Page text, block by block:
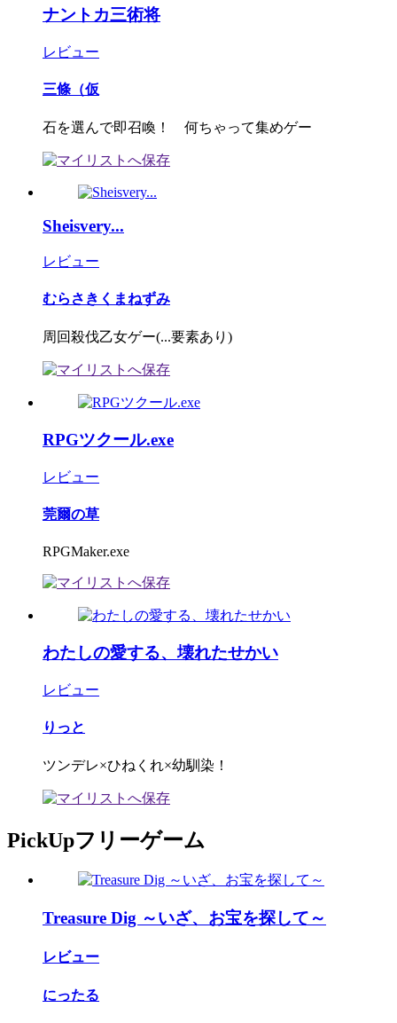
ナントカ三術将
レビュー
三條（仮
石を選んで即召喚！ 何ちゃって集めゲー
Sheisvery...
レビュー
むらさきくまねずみ
周回殺伐乙女ゲー(...要素あり)
RPGツクール.exe
レビュー
莞爾の草
RPGMaker.exe
わたしの愛する、壊れたせかい
レビュー
りっと
ツンデレ×ひねくれ×幼馴染！
PickUpフリーゲーム
Treasure Dig ～いざ、お宝を探して～
レビュー
にったる